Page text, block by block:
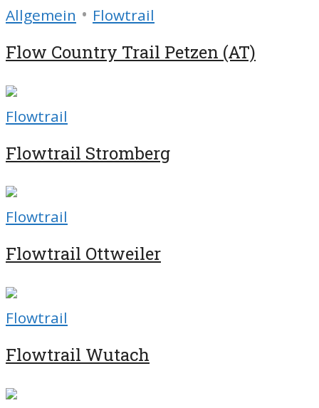
Allgemein • Flowtrail
Flow Country Trail Petzen (AT)
Flowtrail
Flowtrail Stromberg
Flowtrail
Flowtrail Ottweiler
Flowtrail
Flowtrail Wutach